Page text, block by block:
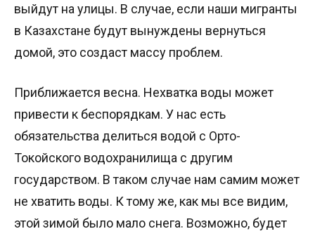
выйдут на улицы. В случае, если наши мигранты
в Казахстане будут вынуждены вернуться
домой, это создаст массу проблем.
Приближается весна. Нехватка воды может
привести к беспорядкам. У нас есть
обязательства делиться водой с Орто-
Токойского водохранилища с другим
государством. В таком случае нам самим может
не хватить воды. К тому же, как мы все видим,
этой зимой было мало снега. Возможно, будет